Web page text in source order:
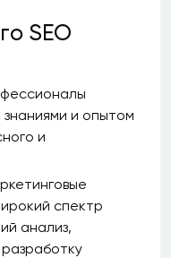
SEO
и опытом
и
спектр
анализ,